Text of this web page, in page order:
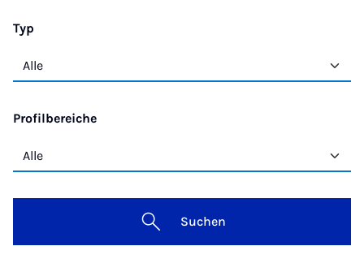
Typ
Profilbereiche
Suchen